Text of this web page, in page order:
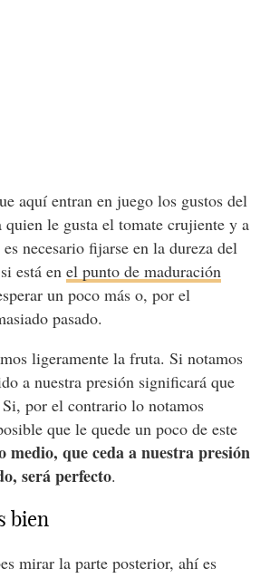
aquí entran en juego los gustos del
quien le gusta el tomate crujiente y a
necesario fijarse en la dureza del
está en el punto de maduración
un poco más o, por el
pasado.
ligeramente la fruta. Si notamos
a nuestra presión significará que
por el contrario lo notamos
que le quede un poco de este
medio, que ceda a nuestra presión
será perfecto.
bien
mirar la parte posterior, ahí es